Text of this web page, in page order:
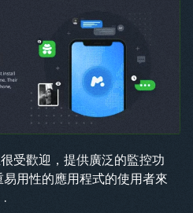
受歡迎，提供廣泛的監控功
用性的應用程式的使用者來
.